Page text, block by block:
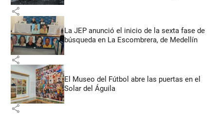
share
La JEP anunció el inicio de la sexta fase de
búsqueda en La Escombrera, de Medellín
share
El Museo del Fútbol abre las puertas en el
Solar del Águila
share